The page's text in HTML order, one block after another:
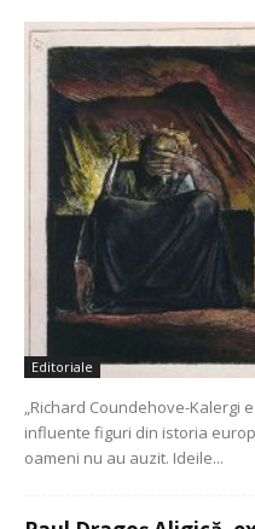
Editoriale
„Richard Coundehove-Kalergi
influente figuri din istoria
oameni nu au auzit. Ideile...